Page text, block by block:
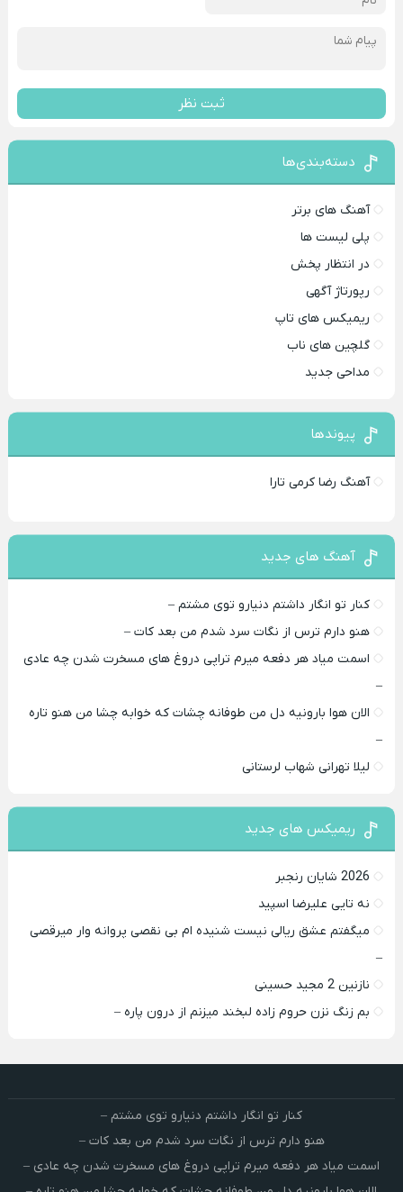
ثبت نظر
دسته‌بندی‌ها
آهنگ های برتر
پلی لیست ها
در انتظار پخش
رپورتاژ آگهی
ریمیکس های تاپ
گلچین های ناب
مداحی جدید
پیوندها
آهنگ رضا کرمی تارا
آهنگ های جدید
کنار تو انگار داشتم دنیارو توی مشتم –
هنو دارم ترس از نگات سرد شدم من بعد کات –
اسمت میاد هر دفعه میرم تراپی دروغ‌ های مسخرت شدن چه عادی
–
الان هوا بارونیه دل من طوفانه چشات که خوابه چشا من هنو تاره
–
لیلا تهرانی شهاب لرستانی
ریمیکس های جدید
2026 شایان رنجبر
نه تایی علیرضا اسپید
میگفتم عشق ریالی نیست شنیده ام بی نقصی پروانه وار میرقصی
–
نازنین 2 مجید حسینی
بم زنگ نزن حروم زاده لبخند میزنم از درون پاره –
کنار تو انگار داشتم دنیارو توی مشتم –
هنو دارم ترس از نگات سرد شدم من بعد کات –
اسمت میاد هر دفعه میرم تراپی دروغ‌ های مسخرت شدن چه عادی –